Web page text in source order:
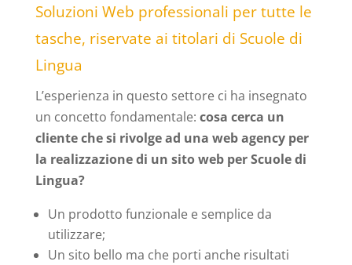
Soluzioni Web professionali per tutte le
tasche, riservate ai titolari di Scuole di
Lingua
L’esperienza in questo settore ci ha insegnato
un concetto fondamentale: cosa cerca un
cliente che si rivolge ad una web agency per
la realizzazione di un sito web per Scuole di
Lingua?
Un prodotto funzionale e semplice da
utilizzare;
Un sito bello ma che porti anche risultati